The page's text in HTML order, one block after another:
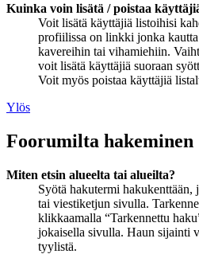
Kuinka voin lisätä / poistaa
Voit lisätä käyttäjiä listoihisi
profiilissa on linkki jonka
kavereihin tai vihamiehiin.
voit lisätä käyttäjiä suoraan
Voit myös poistaa käyttäjiä
Ylös
Foorumilta hakeminen
Miten etsin alueelta tai alueilta?
Syötä hakutermi hakukenttään,
tai viestiketjun sivulla.
klikkaamalla “Tarkennettu
jokaisella sivulla. Haun sijainti
tyylistä.